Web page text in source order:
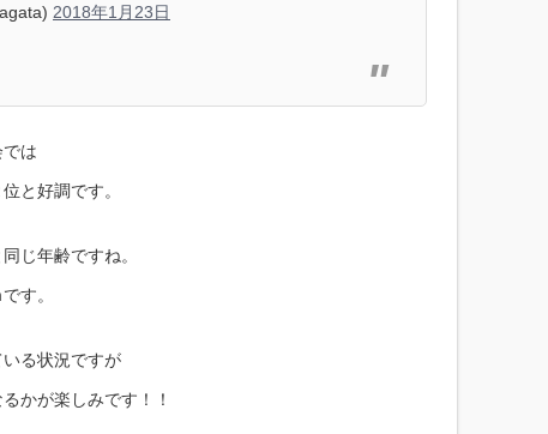
2018年1月23日
は
と好調です。
じ年齢ですね。
す。
る状況ですが
かが楽しみです！！